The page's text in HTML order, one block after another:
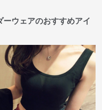
ウェアのおすすめアイ